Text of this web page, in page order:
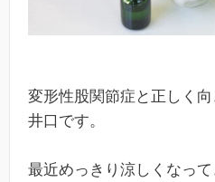
変形性股関節症と正しく向
井口です。
最近めっきり涼しくなって